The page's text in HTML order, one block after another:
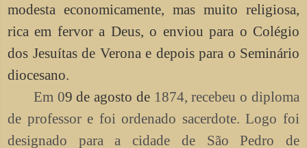
modesta economicamente, mas muito religiosa,
rica em fervor a Deus, o enviou para o Colégio
dos Jesuítas de Verona e depois para o Seminário
diocesano.
Em 09 de agosto de 1874, recebeu o diploma
de professor e foi ordenado sacerdote. Logo foi
designado para a cidade de São Pedro de